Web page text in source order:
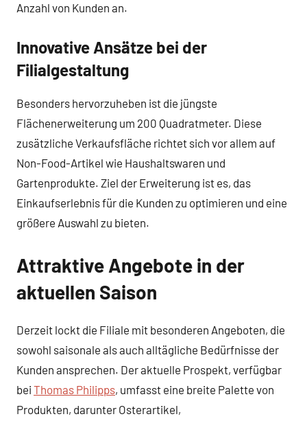
Anzahl von Kunden an.
Innovative Ansätze bei der
Filialgestaltung
Besonders hervorzuheben ist die jüngste
Flächenerweiterung um 200 Quadratmeter. Diese
zusätzliche Verkaufsfläche richtet sich vor allem auf
Non-Food-Artikel wie Haushaltswaren und
Gartenprodukte. Ziel der Erweiterung ist es, das
Einkaufserlebnis für die Kunden zu optimieren und eine
größere Auswahl zu bieten.
Attraktive Angebote in der
aktuellen Saison
Derzeit lockt die Filiale mit besonderen Angeboten, die
sowohl saisonale als auch alltägliche Bedürfnisse der
Kunden ansprechen. Der aktuelle Prospekt, verfügbar
bei Thomas Philipps, umfasst eine breite Palette von
Produkten, darunter Osterartikel,